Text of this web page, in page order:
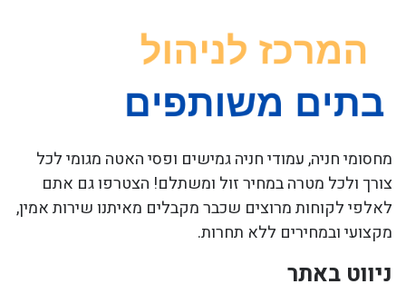
מחסומי חניה, עמודי חניה גמישים ופסי האטה מגומי לכל
צורך ולכל מטרה במחיר זול ומשתלם! הצטרפו גם אתם
לאלפי לקוחות מרוצים שכבר מקבלים מאיתנו שירות אמין,
מקצועי ובמחירים ללא תחרות.
ניווט באתר